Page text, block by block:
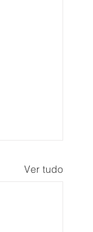
Ver tudo